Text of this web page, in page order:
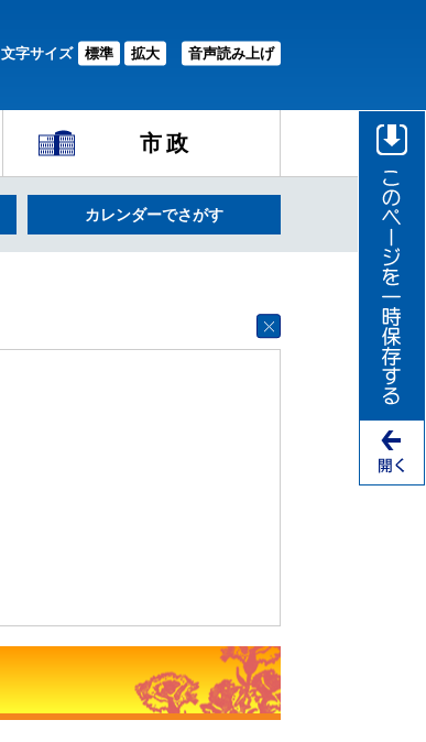
文字サイズ 標準 拡大 音声読み上げ
市政
カレンダーでさがす